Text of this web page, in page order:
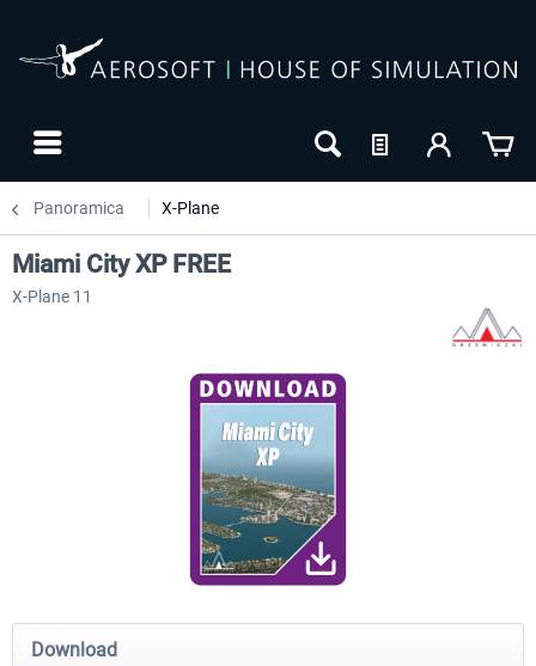
Panoramica X-Plane
Traffic Global for X-Plane 12/11
(Windows)
X-Plane.org - King Air 350
Miami City XP FREE
X-Plane 11
Download